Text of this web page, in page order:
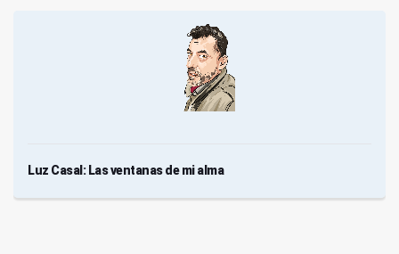
Luz Casal: Las ventanas de mi alma